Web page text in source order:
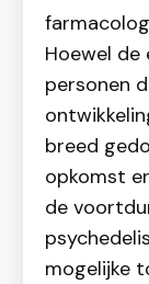
Hoewel
personen
breed
opkomst
de
mogelijke